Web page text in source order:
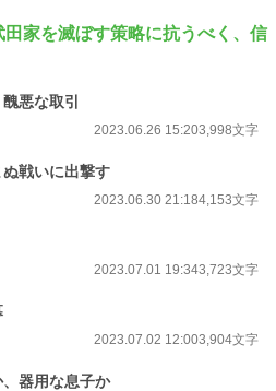
家を滅ぼす策略に抗うべく、信
悪な取引
2023.06.26 15:203,998文字
戦いに出撃す
2023.06.30 21:184,153文字
2023.07.01 19:343,723文字
2023.07.02 12:003,904文字
器用な息子か